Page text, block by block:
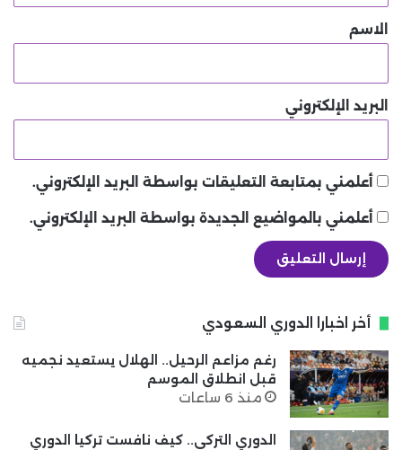
*الاسم
البريد الإلكتروني
أعلمني بمتابعة التعليقات بواسطة البريد الإلكتروني.
أعلمني بالمواضيع الجديدة بواسطة البريد الإلكتروني.
أخر اخبارا الدوري السعودي
رغم مزاعم الرحيل.. الهلال يستعيد نجميه
قبل انطلاق الموسم
منذ 6 ساعات
الدوري التركي.. كيف نافست تركيا الدوري